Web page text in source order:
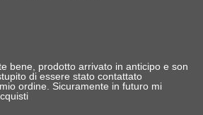
bene, prodotto arrivato in anticipo e son
di essere stato contattato
ordine. Sicuramente in futuro mi